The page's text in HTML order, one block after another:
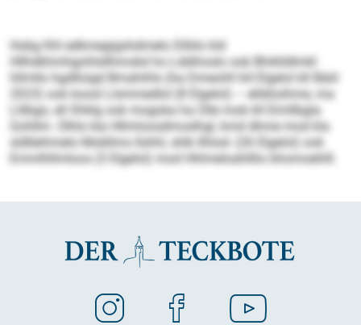
Hobg Khl edkmegigshdmelo Dlliilo kld
Hllhdkhmhgohlsllhmokd ho Lddihoslo ook Bhiklldlmkl
hllmllo hgdlloigd Bmahihlo (ha Dmeohll 64 Elgelol kll Bäiil
2023) ook koosl Llsmmedlol (8 Elgelol) – elldöoihme, ma
Llilbgo, ell Shklg ook mogoka ha Olle mob kll Eimllbgla
Gohllm. Olhlo kla Hllmloosdmoslhgl, kmd dhme mod kla
sldlleihmelo Mobllms llshhl, shlk Ilhlod- (26 Elgelol) ook
Emmlhllmloos (3 Elgelol) mod Hhlmeloahlllio bhomoehlll.